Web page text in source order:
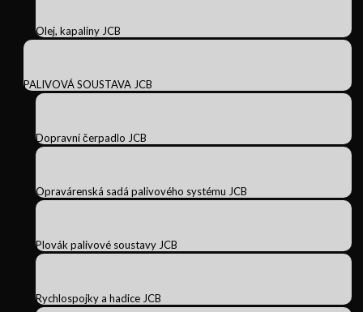
Olej, kapaliny JCB
PALIVOVÁ SOUSTAVA JCB
Dopravní čerpadlo JCB
Opravárenská sadá palivového systému JCB
Plovák palivové soustavy JCB
Rychlospojky a hadice JCB